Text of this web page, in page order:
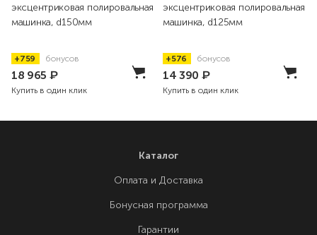
эксцентриковая полировальная
машинка, d150мм
+759 бонусов
18 965 ₽
Купить в один клик
эксцентриковая полировальная
машинка, d125мм
+576 бонусов
14 390 ₽
Купить в один клик
Каталог
Оплата и Доставка
Бонусная программа
Гарантии